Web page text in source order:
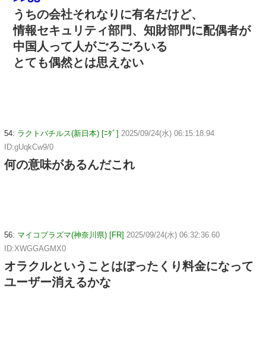
うちの会社それなりに有名だけど、
情報セキュリティ部門、知財部門に配偶者が
中国人って人がごろごろいる
とても偶然とは思えない
54: ラクトバチルス(新日本) [ﾆﾀﾞ] 2025/09/24(水) 06:15:18.94
ID:gUqkCw9/0
何の意味があるんだこれ
56: マイコプラズマ(神奈川県) [FR] 2025/09/24(水) 06:32:36.60
ID:XWGGAGMX0
オラクルということはぼったくり料金になって
ユーザー消えるかな